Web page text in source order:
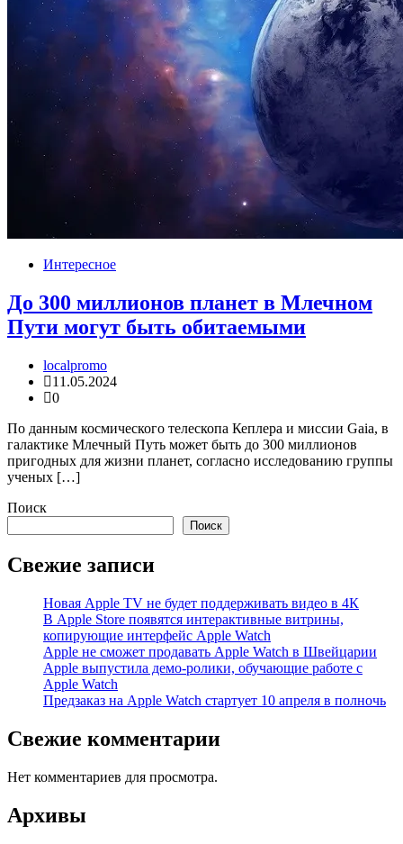
Интересное
До 300 миллионов планет в Млечном
Пути могут быть обитаемыми
localpromo
11.05.2024
0
По данным космического телескопа Кеплера и миссии Gaia, в
галактике Млечный Путь может быть до 300 миллионов
пригодных для жизни планет, согласно исследованию группы
ученых […]
Поиск
Поиск
Свежие записи
Новая Apple TV не будет поддерживать видео в 4К
В Apple Store появятся интерактивные витрины,
копирующие интерфейс Apple Watch
Apple не сможет продавать Apple Watch в Швейцарии
Apple выпустила демо-ролики, обучающие работе с
Apple Watch
Предзаказ на Apple Watch стартует 10 апреля в полночь
Свежие комментарии
Нет комментариев для просмотра.
Архивы